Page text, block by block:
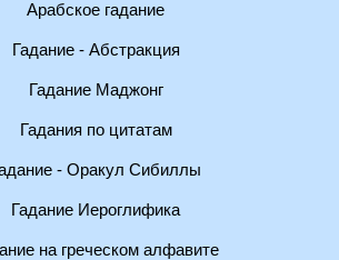
Арабское гадание
Гадание - Абстракция
Гадание Маджонг
Гадания по цитатам
- Оракул Сибиллы
Гадание Иероглифика
на греческом алфавите